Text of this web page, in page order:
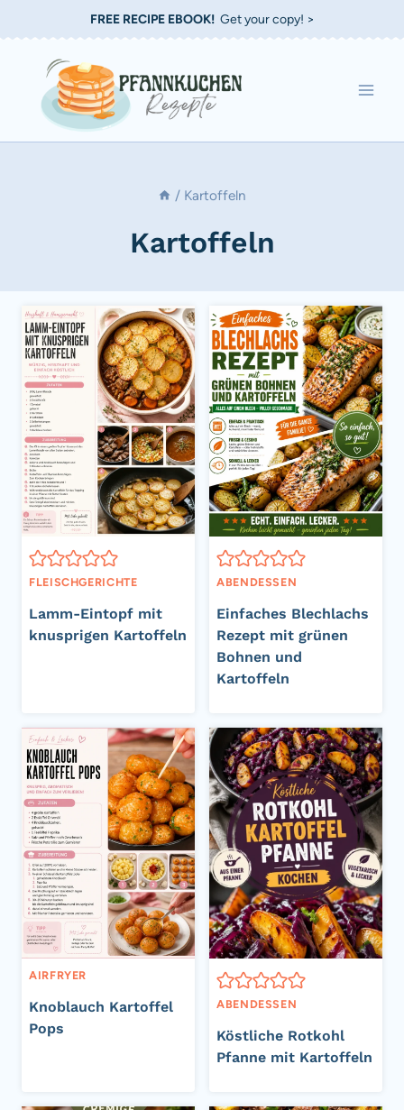
Inhalt
springen
FREE RECIPE EBOOK!Get your copy! >
/ Kartoffeln
Kartoffeln
FLEISCHGERICHTE
Lamm-Eintopf mit
knusprigen Kartoffeln
ABENDESSEN
Einfaches Blechlachs
Rezept mit grünen
Bohnen und
Kartoffeln
AIRFRYER
Knoblauch Kartoffel
Pops
ABENDESSEN
Köstliche Rotkohl
Pfanne mit Kartoffeln